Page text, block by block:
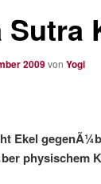
Sutra
2009von Yogi
Ekel
physischem